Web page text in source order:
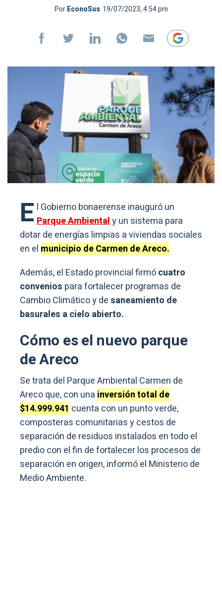
PorEconoSus 19/07/2023, 4:54 pm
E l Gobierno bonaerense inauguró un
Parque Ambientaly un sistema para
dotar de energías limpias a viviendas sociales
en el municipio de Carmen de Areco.
Además, el Estado provincial firmócuatro
convenios para fortalecer programas de
Cambio Climático y desaneamiento de
basurales a cielo abierto.
Cómo es el nuevo parque
de Areco
Se trata del Parque Ambiental Carmen de
Areco que, con una inversión total de
$14.999.941 cuenta con un punto verde,
composteras comunitarias y cestos de
separación de residuos instalados en todo el
predio con el fin de fortalecer los procesos de
separación en origen, informó el Ministerio de
Medio Ambiente.